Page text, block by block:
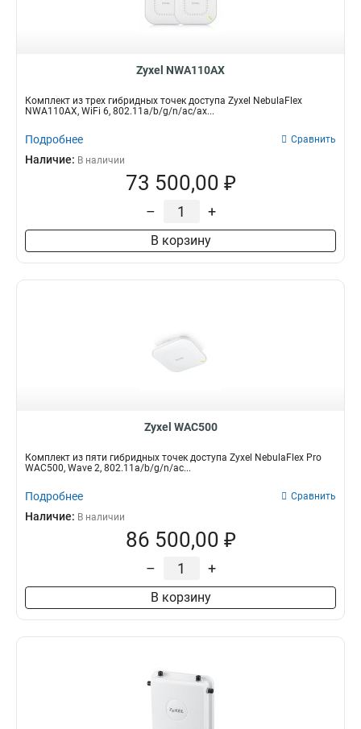
Zyxel NWA110AX
Комплект из трех гибридных точек доступа Zyxel NebulaFlex
NWA110AX, WiFi 6, 802.11a/b/g/n/ac/ax...
Подробнее Сравнить
Наличие: В наличии
73 500,00 ₽
– +
В корзину
Zyxel WAC500
Комплект из пяти гибридных точек доступа Zyxel NebulaFlex Pro
WAC500, Wave 2, 802.11a/b/g/n/ac...
Подробнее Сравнить
Наличие: В наличии
86 500,00 ₽
– +
В корзину